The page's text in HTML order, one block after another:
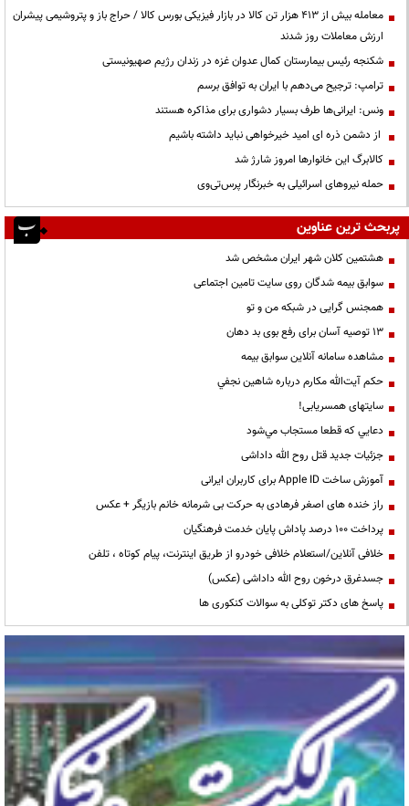
معامله بیش از ۴۱۳ هزار تن کالا در بازار فیزیکی بورس کالا / حراج باز و پتروشیمی پیشران
ارزش معاملات روز شدند
شکنجه رئیس بیمارستان کمال عدوان غزه در زندان رژیم صهیونیستی
ترامپ: ترجیح می‌دهم با ایران به توافق برسم
ونس: ایرانی‌ها طرف بسیار دشواری برای مذاکره هستند
از دشمن ذره ای امید خیرخواهی نباید داشته باشیم
کالابرگ این خانوارها امروز شارژ شد
حمله نیروهای اسرائیلی به خبرنگار پرس‌تی‌وی
پربحث ترین عناوین
هشتمین کلان شهر ایران مشخص شد
سوابق بیمه شدگان روی سایت تامین اجتماعی
همجنس گرایی در شبکه من و تو
13 توصیه آسان برای رفع بوی بد دهان
مشاهده سامانه آنلاين سوابق بیمه
حكم آيت‌الله مكارم درباره شاهين نجفي
سایتهای همسریابی!
دعايي كه قطعا مستجاب مي‌شود
جزئیات جدید قتل روح الله داداشی
آموزش ساخت Apple ID برای کاربران ایرانی
راز خنده های اصغر فرهادی به حرکت بی شرمانه خانم بازیگر + عکس
پرداخت ۱۰۰ درصد پاداش پایان خدمت فرهنگیان
خلافی آنلاین/استعلام خلافی خودرو از طریق اینترنت، پیام کوتاه ، تلفن
جسدغرق درخون روح الله داداشی (عکس)
پاسخ های دکتر توکلی به سوالات کنکوری ها